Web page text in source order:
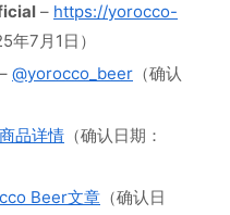
– https://yorocco-
年7月1日）
– @yorocco_beer （确认
商品详情 （确认日期：
Beer文章 （确认日